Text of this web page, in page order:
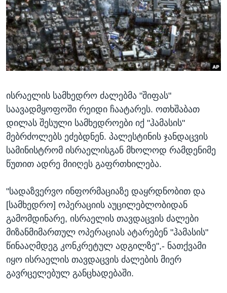
ᲡᲢᲣᲓᲘᲐ ᲕᲐᲨᲘᲜᲒᲢᲝᲜᲘ
ᲔᲙᲝᲜᲝᲛᲘᲙᲐ
ᲯᲐᲜᲛᲠᲗᲔᲚᲝᲑᲐ
ᲛᲔᲪᲜᲘᲔᲠᲔᲑᲐ
ᲘᲜᲢᲔᲠᲕᲘᲣ
ᲒᲐᲚᲘᲚᲔᲝ
ᲓᲔᲖᲘᲜᲤᲝᲠᲛᲐᲪᲘᲐ
Learning English
ᲗᲕᲐᲚᲘ ᲒᲕᲐᲓᲔᲕᲜᲔᲗ
ისრაელის სამხედრო ძალებმა "შიფას"
საავადმყოფოში რეიდი ჩაატარეს. ოთხშაბათ
დილას შესული სამხედროები იქ "ჰამასის"
მებრძოლებს ეძებდნენ. პალესტინის ჯანდაცვის
სამინისტრომ ისრაელისგან მხოლოდ რამდენიმე
წუთით ადრე მიიღეს გაფრთხილება.
"სადაზვერვო ინფორმაციაზე დაყრდნობით და
[სამხედრო] ოპერაციის აუცილებლობიდან
გამომდინარე, ისრაელის თავდაცვის ძალები
მიზანმიმართულ ოპერაციას ატარებენ "ჰამასის"
წინააღმდეგ კონკრეტულ ადგილზე",- ნათქვამი
იყო ისრაელის თავდაცვის ძალების მიერ
გავრცელებულ განცხადებაში.